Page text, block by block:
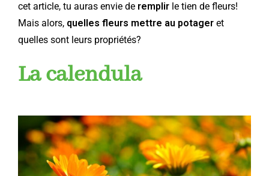
cet article, tu auras envie de remplirle tien de fleurs!
Mais alors, quelles fleurs mettre au potageret
quelles sont leurs propriétés?
La calendula